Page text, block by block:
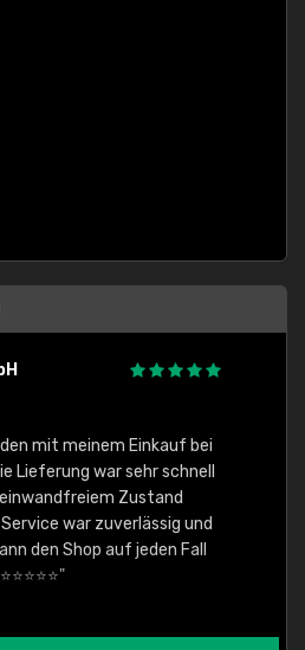
mit meinem Einkauf bei
Lieferung war sehr schnell
Zustand
war zuverlässig und
den Shop auf jeden Fall